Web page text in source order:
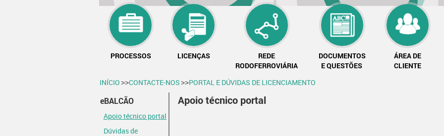
PROCESSOS LICENÇAS
REDE
RODOFERROVIÁRIA
DOCUMENTOS
E QUESTÕES
ÁREA DE
CLIENTE
INÍCIO>>CONTACTE-NOS>>PORTAL E DÚVIDAS DE LICENCIAMENTO
eBALCÃO
Apoio técnico portal
Dúvidas de
Apoio técnico portal